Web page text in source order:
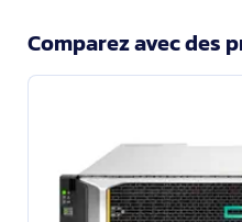
Comparez avec des